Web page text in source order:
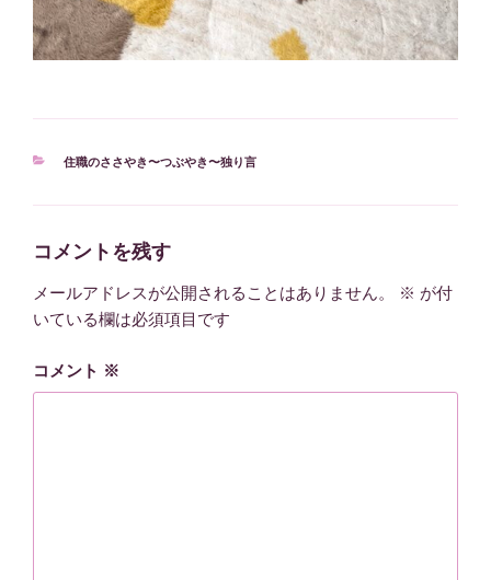
カ
住職のささやき〜つぶやき〜独り言
コメントを残す
メールアドレスが公開されることはありません。 ※ が付
いている欄は必須項目です
コメント ※